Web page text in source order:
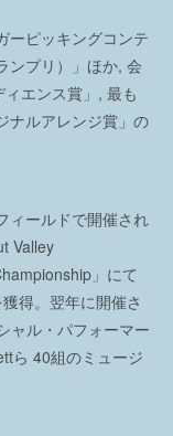
ーピッキングコンテ
ンプリ）」ほか, 会
エンス賞」, 最も
ナルアレンジ賞」の
ィールドで開催され
Valley
」にて
得。翌年に開催さ
ャル・パフォーマー
ら 40組のミュージ